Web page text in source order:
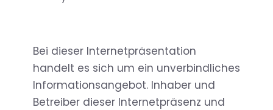
Bei dieser Internetpräsentation
handelt es sich um ein unverbindliches
Informationsangebot. Inhaber und
Betreiber dieser Internetpräsenz und